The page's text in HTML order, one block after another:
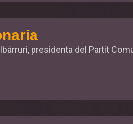
presidenta del Partit